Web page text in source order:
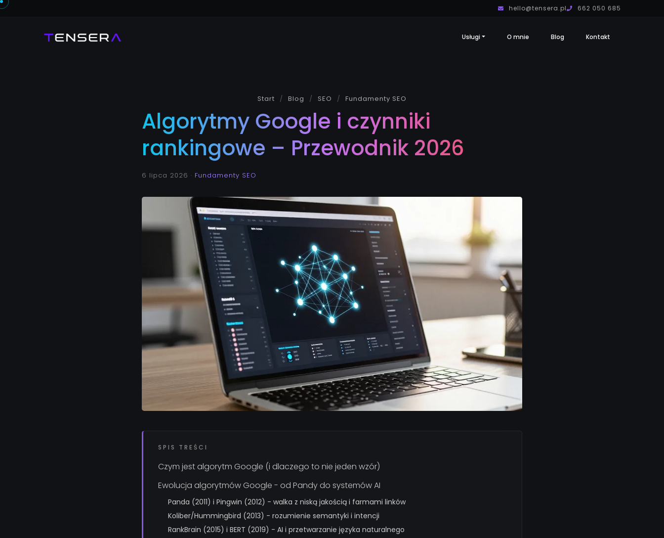
hello@tensera.pl 662 050 685
Usługi O mnie Blog Kontakt
Start Blog SEO Fundamenty SEO
Algorytmy Google i czynniki
rankingowe – Przewodnik 2026
6 lipca 2026 · Fundamenty SEO
SPIS TREŚCI
Czym jest algorytm Google (i dlaczego to nie jeden wzór)
Ewolucja algorytmów Google - od Pandy do systemów AI
Panda (2011) i Pingwin (2012) - walka z niską jakością i farmami linków
Koliber/Hummingbird (2013) - rozumienie semantyki i intencji
RankBrain (2015) i BERT (2019) - AI i przetwarzanie języka naturalnego